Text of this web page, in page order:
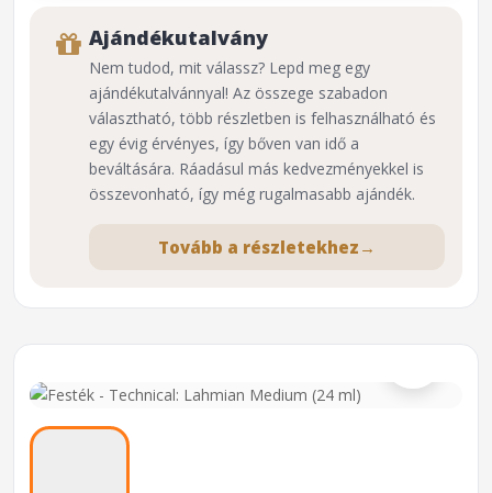
⌕
Ajándékutalvány
Nem tudod, mit válassz? Lepd meg egy
ajándékutalvánnyal! Az összege szabadon
választható, több részletben is felhasználható és
egy évig érvényes, így bőven van idő a
beváltására. Ráadásul más kedvezményekkel is
összevonható, így még rugalmasabb ajándék.
Tovább a részletekhez →